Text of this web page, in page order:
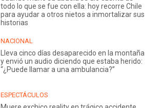
todo lo que se fue con ella: hoy recorre Chile
para ayudar a otros nietos a inmortalizar sus
historias
NACIONAL
Lleva cinco días desaparecido en la montaña
y envió un audio diciendo que estaba herido:
“¿Puede llamar a una ambulancia?”
ESPECTÁCULOS